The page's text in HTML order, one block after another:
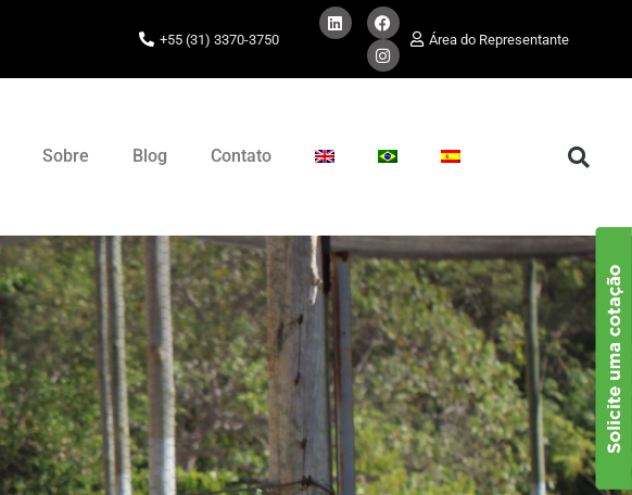
+55 (31) 3370-3750 Área do Representante
Sobre Blog Contato